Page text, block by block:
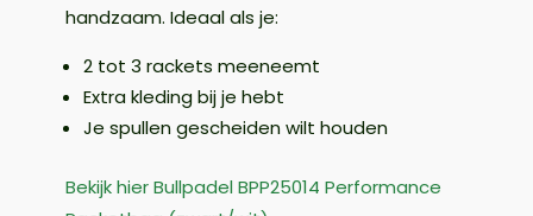
handzaam. Ideaal als je:
2 tot 3 rackets meeneemt
Extra kleding bij je hebt
Je spullen gescheiden wilt houden
Bekijk hier Bullpadel BPP25014 Performance